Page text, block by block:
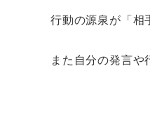
行動の源泉が「相
また自分の発言や